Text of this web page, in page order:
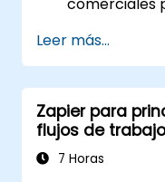
Optimizar el
solucionar
Escalar la
trabajo para
del negocio.
Leer más...
Zapier para
flujos de
7 Horas